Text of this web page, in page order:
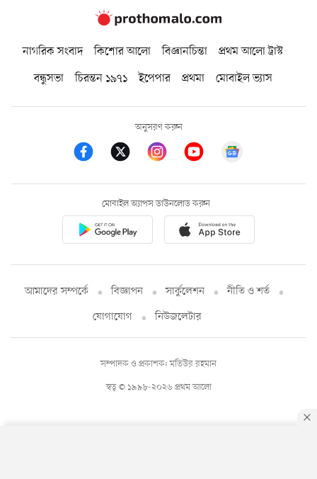
নাগরিক সংবাদ কিশোর আলো বিজ্ঞানচিন্তা
প্রথম আলো ট্রাস্ট
বন্ধুসভা
চিরন্তন ১৯৭১ ইপেপার প্রথমা মোবাইল ভ্যাস
অনুসরণ করুন
মোবাইল অ্যাপস ডাউনলোড করুন
আমাদের সম্পর্কে বিজ্ঞাপন সার্কুলেশন
নীতি ও শর্ত
যোগাযোগ
নিউজলেটার
স্বত্ব © ১৯৯৮-২০২৬ প্রথম আলো
সম্পাদক ও প্রকাশক: মতিউর রহমান